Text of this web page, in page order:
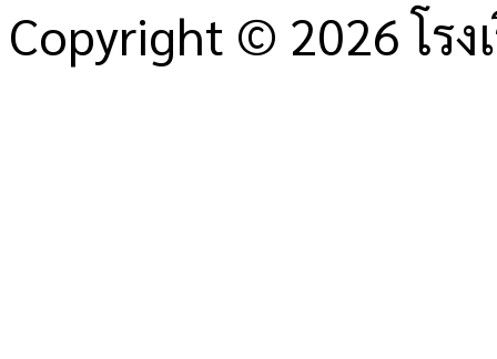
Copyright © 2026 โร